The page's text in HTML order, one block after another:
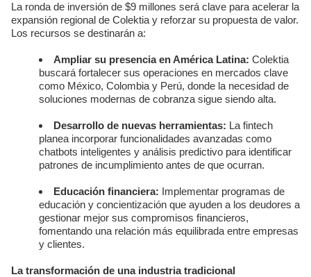
La ronda de inversión de $9 millones será clave para acelerar la
expansión regional de Colektia y reforzar su propuesta de valor.
Los recursos se destinarán a:
Ampliar su presencia en América Latina: Colektia
buscará fortalecer sus operaciones en mercados clave
como México, Colombia y Perú, donde la necesidad de
soluciones modernas de cobranza sigue siendo alta.
Desarrollo de nuevas herramientas: La fintech
planea incorporar funcionalidades avanzadas como
chatbots inteligentes y análisis predictivo para identificar
patrones de incumplimiento antes de que ocurran.
Educación financiera: Implementar programas de
educación y concientización que ayuden a los deudores a
gestionar mejor sus compromisos financieros,
fomentando una relación más equilibrada entre empresas
y clientes.
La transformación de una industria tradicional